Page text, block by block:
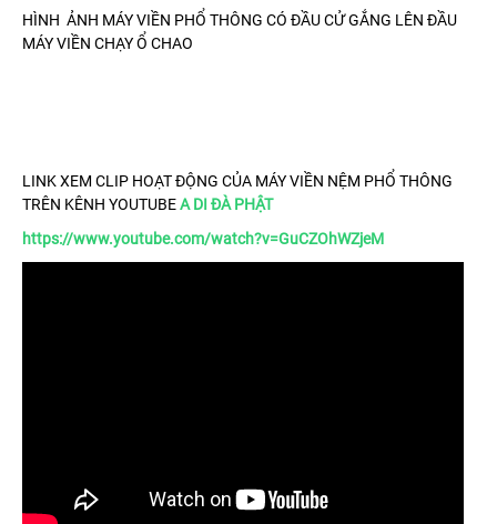
HÌNH ẢNH MÁY VIỀN PHỔ THÔNG CÓ ĐẦU CỬ GẮNG LÊN ĐẦU
MÁY VIỀN CHẠY Ổ CHAO
LINK XEM CLIP HOẠT ĐỘNG CỦA MÁY VIỀN NỆM PHỔ THÔNG
TRÊN KÊNH YOUTUBEA DI ĐÀ PHẬT
https://www.youtube.com/watch?v=GuCZOhWZjeM